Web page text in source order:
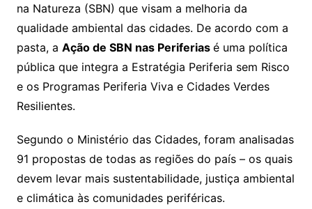
na Natureza (SBN) que visam a melhoria da
qualidade ambiental das cidades. De acordo com a
pasta, a Ação de SBN nas Periferias é uma política
pública que integra a Estratégia Periferia sem Risco
e os Programas Periferia Viva e Cidades Verdes
Resilientes.
Segundo o Ministério das Cidades, foram analisadas
91 propostas de todas as regiões do país – os quais
devem levar mais sustentabilidade, justiça ambiental
e climática às comunidades periféricas.